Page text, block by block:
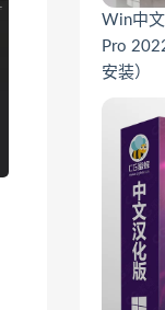
Win中
Pro
安装）